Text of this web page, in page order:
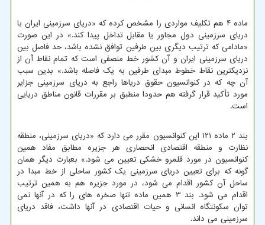
ماده ۴ هم تکلیف مواردی را مشخص کرده که «دریای سرزمینی ایران با
دریای سرزمینی دول مجاور یا مقابل تداخل پیدا کند.» در این صورت
«مادامی که ترتیب دیگری بین طرفین توافق نشده باشد، حد فاصل بین
دریای سرزمینی ایران و آن کشور خط منصفی است که تمام نقاط آن از
نزدیکترین نقاط خطوط مبدای طرفین به یک فاصله باشد.» بدین سبب
آن چه که در کنوانسیون حقوق دریاها راجع به دریای سرزمینی جزایر
مورد تأکید قرار گرفته هم حدودا منطبق بر مقررات قانون مناطق دریایی
است.
بند ۲ ماده ۱۲۱ این کنوانسیون مقرر می دارد که «دریای سرزمینی، منطقه
نظارت و منطقه اقتصادی انحصاری هر جزیره مطابق مفاد همین
کنوانسیون در مورد قلمرو خشکی تعیین می شود.» بعبارت دیگر همان
گونه که برای تعیین دریای سرزمینی یک کشور ساحلی از خط مبدا در
ساحل آن کشور اقدام می شود، در مورد جزیره هم به همین ترتیب
اقدام می شود. بند ۳ همین ماده تنها صخره های را که در آنها نمی
توان سکونتگاه انسانی و حیات اقتصادی در آنها داشت، فاقد دریای
سرزمینی می داند.